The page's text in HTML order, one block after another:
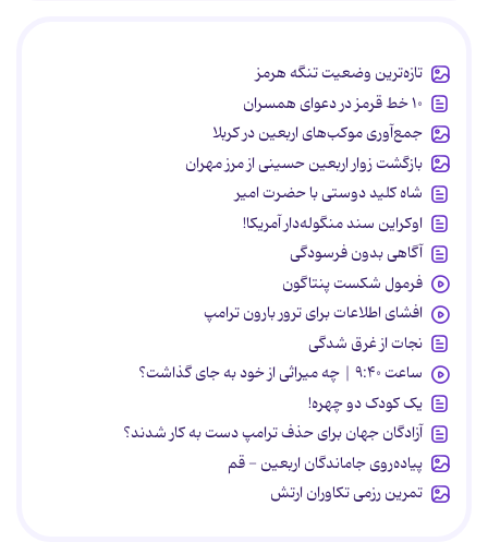
تازه‌ترین وضعیت تنگه هرمز
۱۰ خط قرمز در دعوای همسران
جمع‌آوری موکب‌های اربعین در کربلا
بازگشت زوار اربعین حسینی از مرز مهران
شاه کلید دوستی با حضرت امیر
اوکراین سند منگوله‌دار آمریکا!
آگاهی بدون فرسودگی
فرمول شکست پنتاگون
افشای اطلاعات برای ترور بارون ترامپ
نجات از غرق شدگی
ساعت ۹:۴۰ | چه میراثی از خود به جای گذاشت؟
یک کودک دو چهره!
آزادگان جهان برای حذف ترامپ دست به کار شدند؟
پیاده‌روی جاماندگان اربعین - قم
تمرین رزمی تکاوران ارتش